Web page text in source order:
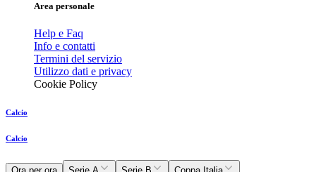
Area personale
Help e Faq
Info e contatti
Termini del servizio
Utilizzo dati e privacy
Cookie Policy
Calcio
Calcio